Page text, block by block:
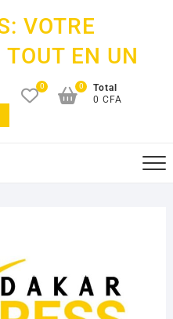
VOTRE
EN UN
0
Total
0 CFA
0